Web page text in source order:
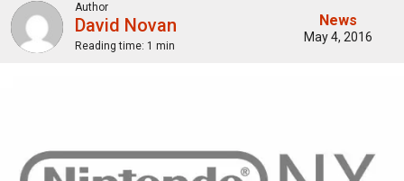
Author
David Novan
Reading time: 1 min
News
May 4, 2016